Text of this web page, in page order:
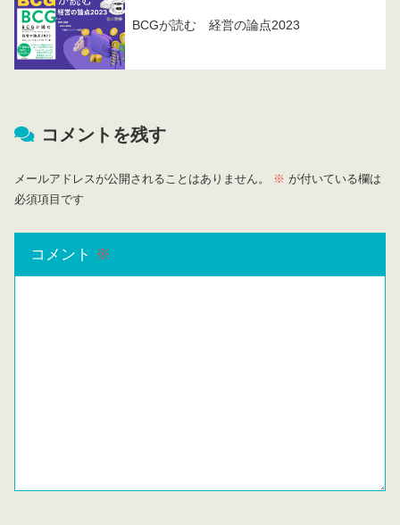
BCGが読む 経営の論点2023
コメントを残す
メールアドレスが公開されることはありません。 ※ が付いている欄は
必須項目です
コメント ※